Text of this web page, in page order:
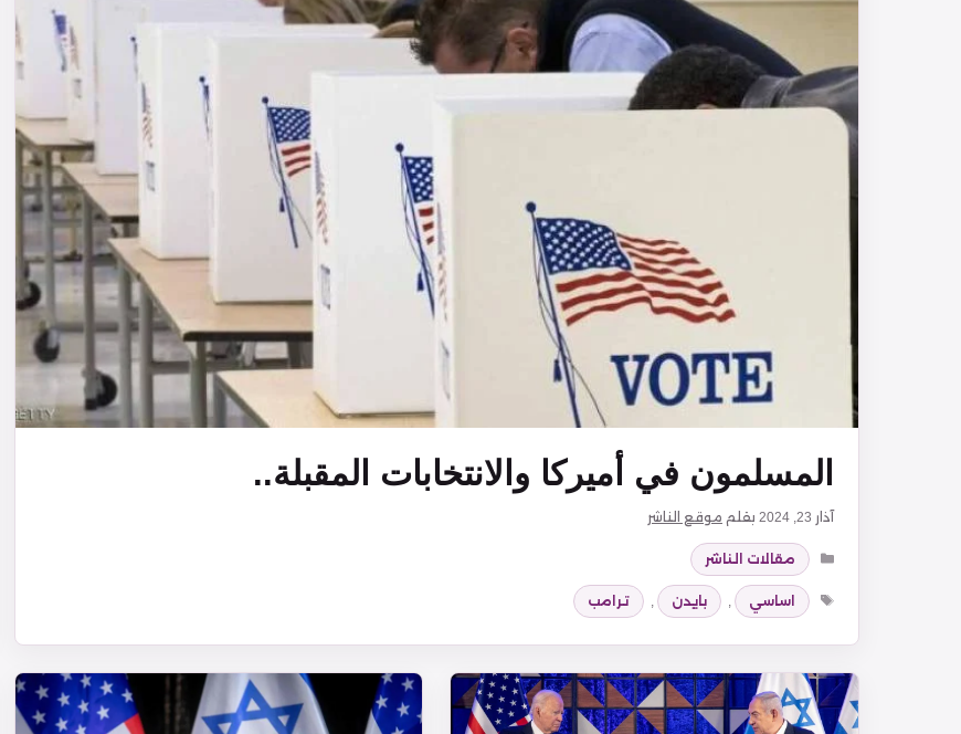
المسلمون في أميركا والانتخابات المقبلة..
آذار 23, 2024 بقلم موقع الناشر
التصنيفات
مقالات الناشر
الوسوم
اساسي , بايدن , ترامب